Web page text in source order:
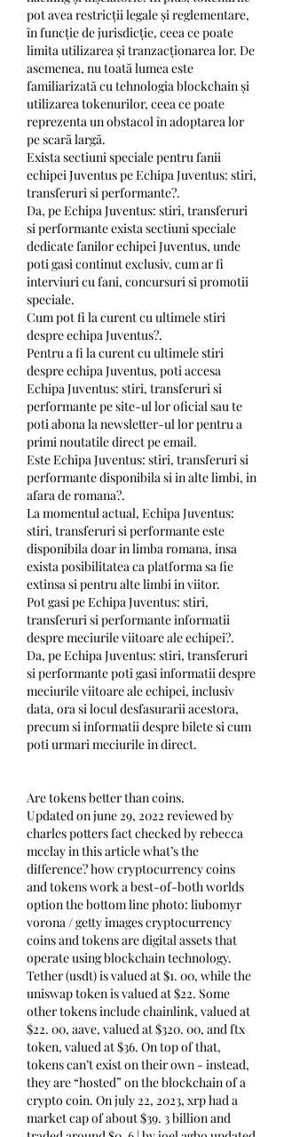
pot avea restricții legale și reglementare,
în funcție de jurisdicție, ceea ce poate
limita utilizarea și tranzacționarea lor. De
asemenea, nu toată lumea este
familiarizată cu tehnologia blockchain și
utilizarea tokenurilor, ceea ce poate
reprezenta un obstacol în adoptarea lor
pe scară largă.
Exista sectiuni speciale pentru fanii
echipei Juventus pe Echipa Juventus: stiri,
transferuri si performante?.
Da, pe Echipa Juventus: stiri, transferuri
si performante exista sectiuni speciale
dedicate fanilor echipei Juventus, unde
poti gasi continut exclusiv, cum ar fi
interviuri cu fani, concursuri si promotii
speciale.
Cum pot fi la curent cu ultimele stiri
despre echipa Juventus?.
Pentru a fi la curent cu ultimele stiri
despre echipa Juventus, poti accesa
Echipa Juventus: stiri, transferuri si
performante pe site-ul lor oficial sau te
poti abona la newsletter-ul lor pentru a
primi noutatile direct pe email.
Este Echipa Juventus: stiri, transferuri si
performante disponibila si in alte limbi, in
afara de romana?.
La momentul actual, Echipa Juventus:
stiri, transferuri si performante este
disponibila doar in limba romana, insa
exista posibilitatea ca platforma sa fie
extinsa si pentru alte limbi in viitor.
Pot gasi pe Echipa Juventus: stiri,
transferuri si performante informatii
despre meciurile viitoare ale echipei?.
Da, pe Echipa Juventus: stiri, transferuri
si performante poti gasi informatii despre
meciurile viitoare ale echipei, inclusiv
data, ora si locul desfasurarii acestora,
precum si informatii despre bilete si cum
poti urmari meciurile in direct.
Are tokens better than coins.
Updated on june 29, 2022 reviewed by
charles potters fact checked by rebecca
mcclay in this article what’s the
difference? how cryptocurrency coins
and tokens work a best-of-both worlds
option the bottom line photo: liubomyr
vorona / getty images cryptocurrency
coins and tokens are digital assets that
operate using blockchain technology.
Tether (usdt) is valued at $1. 00, while the
uniswap token is valued at $22. Some
other tokens include chainlink, valued at
$22. 00, aave, valued at $320. 00, and ftx
token, valued at $36. On top of that,
tokens can’t exist on their own - instead,
they are “hosted” on the blockchain of a
crypto coin. On july 22, 2023, xrp had a
market cap of about $39. 3 billion and